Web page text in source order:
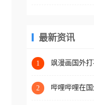
最新资讯
1
飒漫画国外
2
哔哩哔哩在